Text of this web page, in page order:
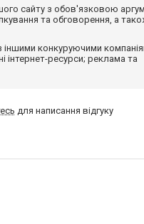
сайту з обов'язковою
та обговорення, а
іншими конкуруючими
інтернет-ресурси; реклама та
для написання відгуку